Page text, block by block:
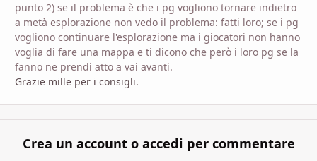
punto 2) se il problema è che i pg vogliono tornare indietro
a metà esplorazione non vedo il problema: fatti loro; se i pg
vogliono continuare l'esplorazione ma i giocatori non hanno
voglia di fare una mappa e ti dicono che però i loro pg se la
fanno ne prendi atto a vai avanti.
Grazie mille per i consigli.
Crea un account o accedi per commentare